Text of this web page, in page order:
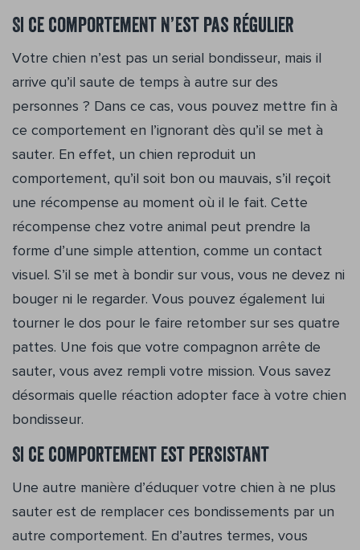
Si ce comportement n’est pas régulier
Votre chien n’est pas un serial bondisseur, mais il
arrive qu’il saute de temps à autre sur des
personnes ? Dans ce cas, vous pouvez mettre fin à
ce comportement en l’ignorant dès qu’il se met à
sauter. En effet, un chien reproduit un
comportement, qu’il soit bon ou mauvais, s’il reçoit
une récompense au moment où il le fait. Cette
récompense chez votre animal peut prendre la
forme d’une simple attention, comme un contact
visuel. S’il se met à bondir sur vous, vous ne devez ni
bouger ni le regarder. Vous pouvez également lui
tourner le dos pour le faire retomber sur ses quatre
pattes. Une fois que votre compagnon arrête de
sauter, vous avez rempli votre mission. Vous savez
désormais quelle réaction adopter face à votre chien
bondisseur.
Si ce comportement est persistant
Une autre manière d’éduquer votre chien à ne plus
sauter est de remplacer ces bondissements par un
autre comportement. En d’autres termes, vous